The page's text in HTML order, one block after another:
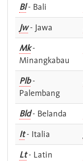
Bl- Bali
Jw- Jawa
Mk-
Minangkabau
Plb-
Palembang
Bld- Belanda
It- Italia
Lt- Latin